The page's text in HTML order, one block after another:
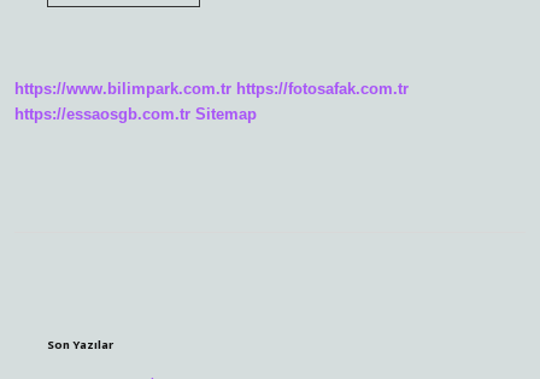
https://www.bilimpark.com.tr https://fotosafak.com.tr
https://essaosgb.com.tr Sitemap
Son Yazılar